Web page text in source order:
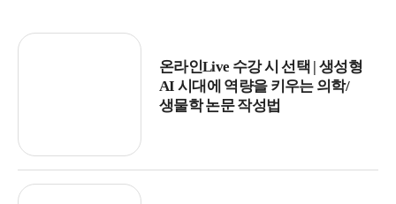
온라인Live 수강 시 선택 | 생성형
AI 시대에 역량을 키우는 의학/
생물학 논문 작성법